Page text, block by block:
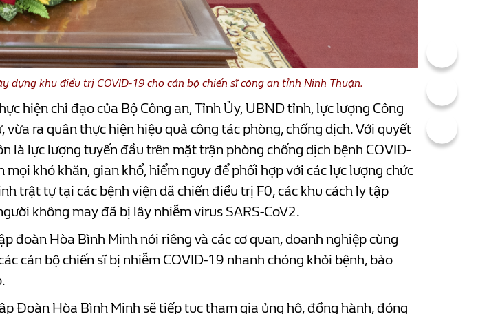
khu điều trị COVID-19 cho cán bộ chiến sĩ công an tỉnh Ninh Thuận.
hiện chỉ đạo của Bộ Công an, Tỉnh Ủy, UBND tỉnh, lực lượng Công
ra quân thực hiện hiệu quả công tác phòng, chống dịch. Với quyết
là lực lượng tuyến đầu trên mặt trận phòng chống dịch bệnh COVID-
khó khăn, gian khổ, hiểm nguy để phối hợp với các lực lượng chức
trật tự tại các bệnh viện dã chiến điều trị F0, các khu cách ly tập
không may đã bị lây nhiễm virus SARS-CoV2.
đoàn Hòa Bình Minh nói riêng và các cơ quan, doanh nghiệp cùng
cán bộ chiến sĩ bị nhiễm COVID-19 nhanh chóng khỏi bệnh, bảo
Đoàn Hòa Bình Minh sẽ tiếp tục tham gia ủng hộ, đồng hành, đóng